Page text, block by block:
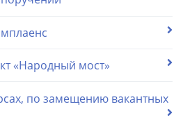
«Народный мост»
по замещению вакантных